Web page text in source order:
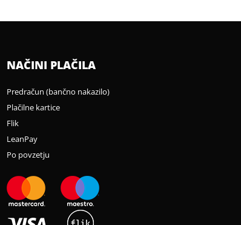
NAČINI PLAČILA
Predračun (bančno nakazilo)
Plačilne kartice
Flik
LeanPay
Po povzetju